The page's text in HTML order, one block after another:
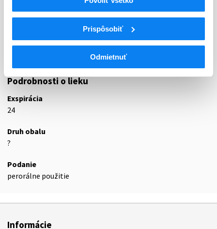
Prispôsobiť
Odmietnuť
KARDIOVASKULÁRNY SYSTÉM
C03
DIURETIKÁ
DIURETIKÁ ŠETRIACE DRASLÍK
C03DA
Antagonisty aldosterónu
Eplerenón
Podrobnosti o lieku
Exspirácia
24
Druh obalu
?
Podanie
perorálne použitie
Informácie